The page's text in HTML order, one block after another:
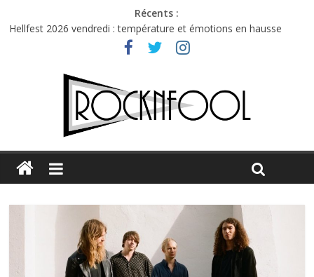
Récents :
Hellfest 2026 vendredi : température et émotions en hausse
Hellfest 2026 jeudi : impossible de choisir entre chaleur et bonne
Première édition du Midgard Festival : entre bière, métal et
Charlie Puth à l’Olympia : la leçon de pop du Professeur Puth
Jon Spencer & the HITmakers : coup de chaud au café Atlantik